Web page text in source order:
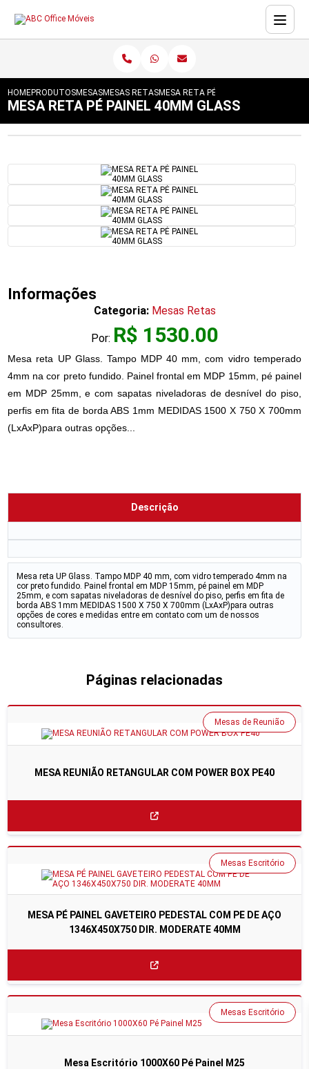
HOMEPRODUTOSMESASMESAS RETASMESA RETA PÉ PAINEL 40MM GLASS
MESA RETA PÉ PAINEL 40MM GLASS
Informações
Categoria: Mesas Retas
Por: R$ 1530.00
Mesa reta UP Glass. Tampo MDP 40 mm, com vidro temperado
4mm na cor preto fundido. Painel frontal em MDP 15mm, pé painel
em MDP 25mm, e com sapatas niveladoras de desnível do piso,
perfis em fita de borda ABS 1mm MEDIDAS 1500 X 750 X 700mm
(LxAxP)para outras opções...
Descrição
Mesa reta UP Glass. Tampo MDP 40 mm, com vidro temperado 4mm na
cor preto fundido. Painel frontal em MDP 15mm, pé painel em MDP
25mm, e com sapatas niveladoras de desnível do piso, perfis em fita de
borda ABS 1mm MEDIDAS 1500 X 750 X 700mm (LxAxP)para outras
opções de cores e medidas entre em contato com um de nossos
consultores.
Páginas relacionadas
MESA REUNIÃO RETANGULAR COM POWER BOX PE40
Mesas de Reunião
MESA PÉ PAINEL GAVETEIRO PEDESTAL COM PE DE AÇO
1346X450X750 DIR. MODERATE 40MM
Mesas Escritório
Mesa Escritório 1000X60 Pé Painel M25
Mesas Escritório